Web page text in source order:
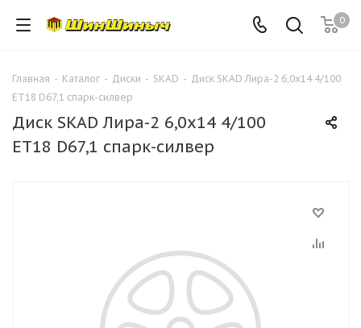
0
Главная - Каталог - Диски - SKAD - Диск SKAD Лира-2 6,0х14 4/100
ЕТ18 D67,1 спарк-силвер
Диск SKAD Лира-2 6,0х14 4/100
ЕТ18 D67,1 спарк-силвер